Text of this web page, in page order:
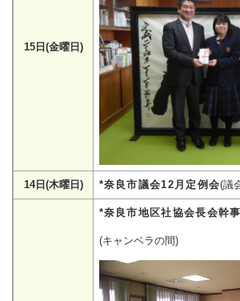
15日(金曜日)
14日(木曜日) *奈良市議会12月定例会(議
*奈良市地区社協会長会幹
(キャンベラの間)